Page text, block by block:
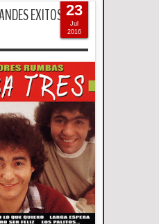
EXITOS -23
Jul
2016